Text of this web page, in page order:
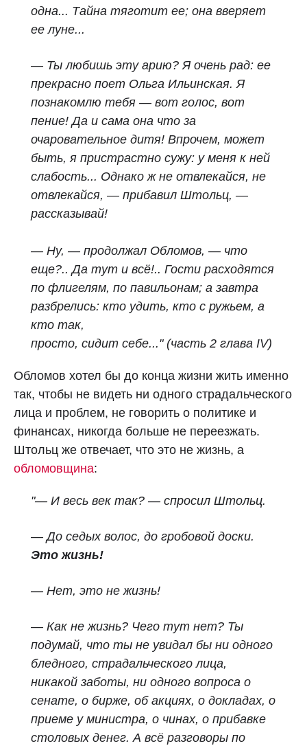
одна... Тайна тяготит ее; она вверяет
ее луне...
— Ты любишь эту арию? Я очень рад: ее
прекрасно поет Ольга Ильинская. Я
познакомлю тебя — вот голос, вот
пение! Да и сама она что за
очаровательное дитя! Впрочем, может
быть, я пристрастно сужу: у меня к ней
слабость... Однако ж не отвлекайся, не
отвлекайся, — прибавил Штольц, —
рассказывай!
— Ну, — продолжал Обломов, — что
еще?.. Да тут и всё!.. Гости расходятся
по флигелям, по павильонам; а завтра
разбрелись: кто удить, кто с ружьем, а
кто так,
просто, сидит себе..." (часть 2 глава IV)
Обломов хотел бы до конца жизни жить именно
так, чтобы не видеть ни одного страдальческого
лица и проблем, не говорить о политике и
финансах, никогда больше не переезжать.
Штольц же отвечает, что это не жизнь, а
обломовщина:
"— И весь век так? — спросил Штольц.
— До седых волос, до гробовой доски.
Это жизнь!
— Нет, это не жизнь!
— Как не жизнь? Чего тут нет? Ты
подумай, что ты не увидал бы ни одного
бледного, страдальческого лица,
никакой заботы, ни одного вопроса о
сенате, о бирже, об акциях, о докладах, о
приеме у министра, о чинах, о прибавке
столовых денег. А всё разговоры по